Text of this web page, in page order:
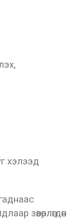
хэлээд
зөөвөрлөгдөн